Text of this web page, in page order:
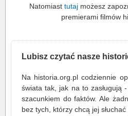
Natomiast tutajmożesz
premierami filmów
Lubisz czytać nasze
Na historia.org.pl codziennie
świata tak, jak na to zasługują
szacunkiem do faktów. Ale
bez tych, którzy chcą jej słuchać